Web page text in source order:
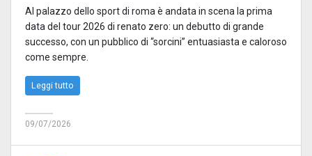
Al palazzo dello sport di roma è andata in scena la prima
data del tour 2026 di renato zero: un debutto di grande
successo, con un pubblico di “sorcini” entuasiasta e caloroso
come sempre.
Leggi tutto
09/07/2026